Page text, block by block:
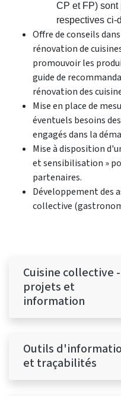
CP et FP)
respectives ci-
Offre de conseils
rénovation de
promouvoir les
guide de
rénovation des
Mise en place de
éventuels besoins
engagés dans la
Mise à disposition
et sensibilisation »
partenaires.
Développement des
collective
Cuisine collective -
projets et
information
Outils
et traçabilités